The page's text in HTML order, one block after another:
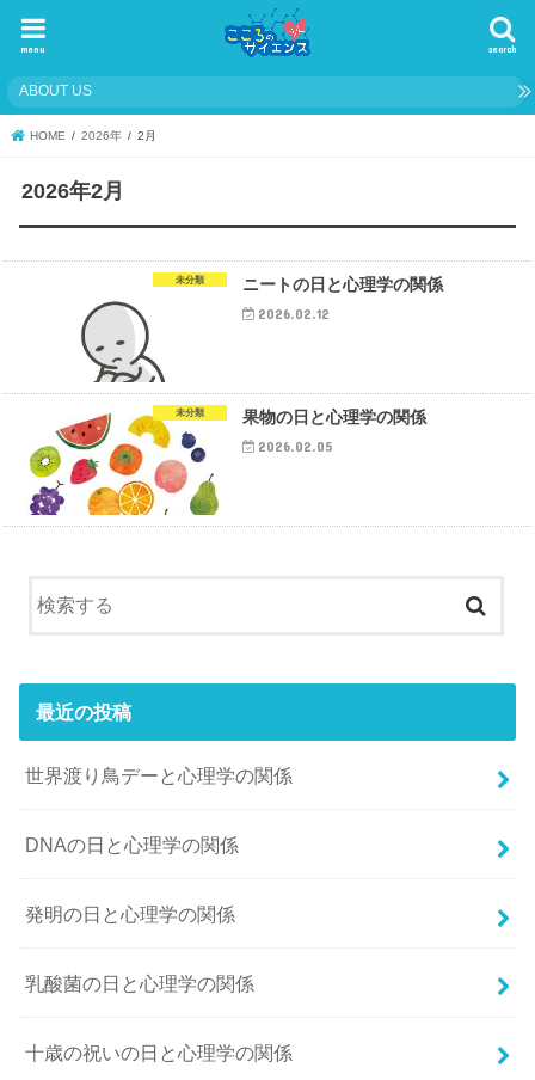
search
menu
ABOUT US
HOME 2026年 2月
2026年2月
未分類 ニートの日と心理学の関係
2026.02.12
未分類 果物の日と心理学の関係
2026.02.05
最近の投稿
世界渡り鳥デーと心理学の関係
DNAの日と心理学の関係
発明の日と心理学の関係
乳酸菌の日と心理学の関係
十歳の祝いの日と心理学の関係